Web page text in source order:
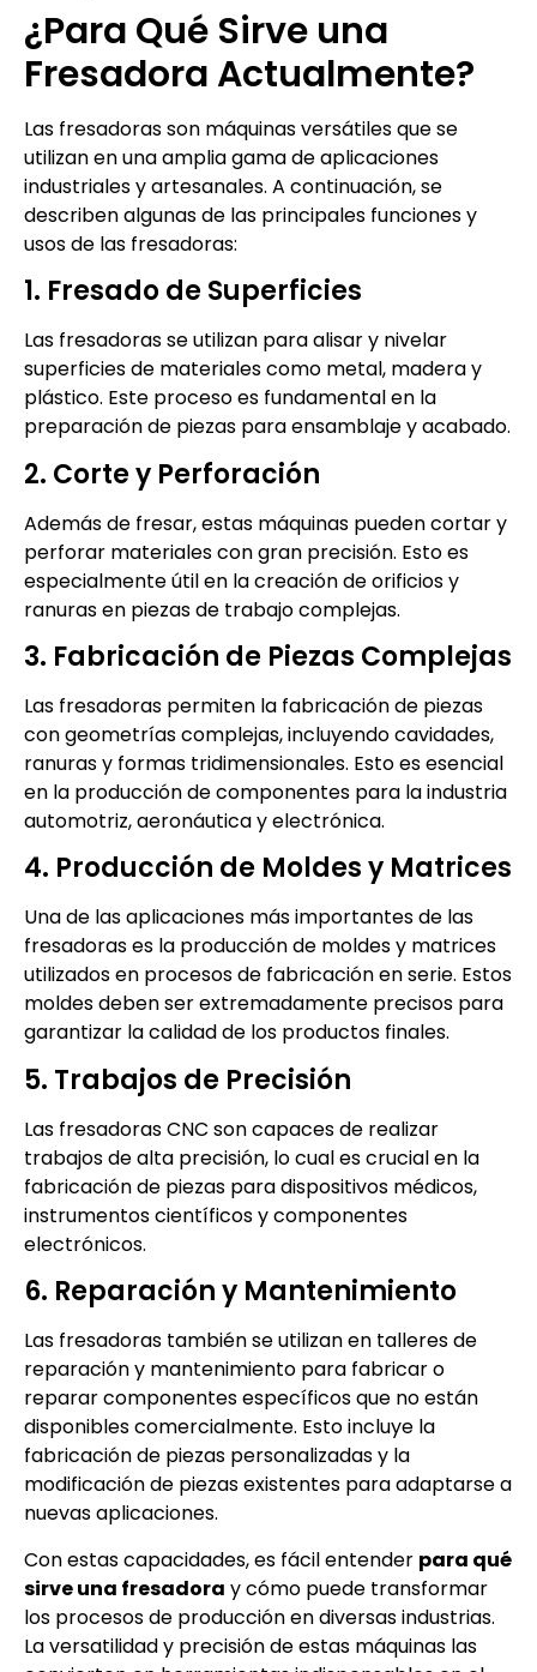
¿Para Qué Sirve una
Fresadora Actualmente?
Las fresadoras son máquinas versátiles que se
utilizan en una amplia gama de aplicaciones
industriales y artesanales. A continuación, se
describen algunas de las principales funciones y
usos de las fresadoras:
1. Fresado de Superficies
Las fresadoras se utilizan para alisar y nivelar
superficies de materiales como metal, madera y
plástico. Este proceso es fundamental en la
preparación de piezas para ensamblaje y acabado.
2. Corte y Perforación
Además de fresar, estas máquinas pueden cortar y
perforar materiales con gran precisión. Esto es
especialmente útil en la creación de orificios y
ranuras en piezas de trabajo complejas.
3. Fabricación de Piezas Complejas
Las fresadoras permiten la fabricación de piezas
con geometrías complejas, incluyendo cavidades,
ranuras y formas tridimensionales. Esto es esencial
en la producción de componentes para la industria
automotriz, aeronáutica y electrónica.
4. Producción de Moldes y Matrices
Una de las aplicaciones más importantes de las
fresadoras es la producción de moldes y matrices
utilizados en procesos de fabricación en serie. Estos
moldes deben ser extremadamente precisos para
garantizar la calidad de los productos finales.
5. Trabajos de Precisión
Las fresadoras CNC son capaces de realizar
trabajos de alta precisión, lo cual es crucial en la
fabricación de piezas para dispositivos médicos,
instrumentos científicos y componentes
electrónicos.
6. Reparación y Mantenimiento
Las fresadoras también se utilizan en talleres de
reparación y mantenimiento para fabricar o
reparar componentes específicos que no están
disponibles comercialmente. Esto incluye la
fabricación de piezas personalizadas y la
modificación de piezas existentes para adaptarse a
nuevas aplicaciones.
Con estas capacidades, es fácil entender para qué
sirve una fresadora y cómo puede transformar
los procesos de producción en diversas industrias.
La versatilidad y precisión de estas máquinas las